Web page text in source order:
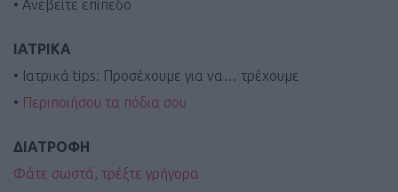
• Ανεβείτε επίπεδο
ΙΑΤΡΙΚΑ
• Ιατρικά tips: Προσέχουμε για να… τρέχουμε
• Περιποιήσου τα πόδια σου
ΔΙΑΤΡΟΦΗ
Φάτε σωστά, τρέξτε γρήγορα